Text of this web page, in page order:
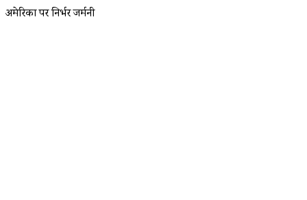
अमेरिका पर निर्भर जर्मनी